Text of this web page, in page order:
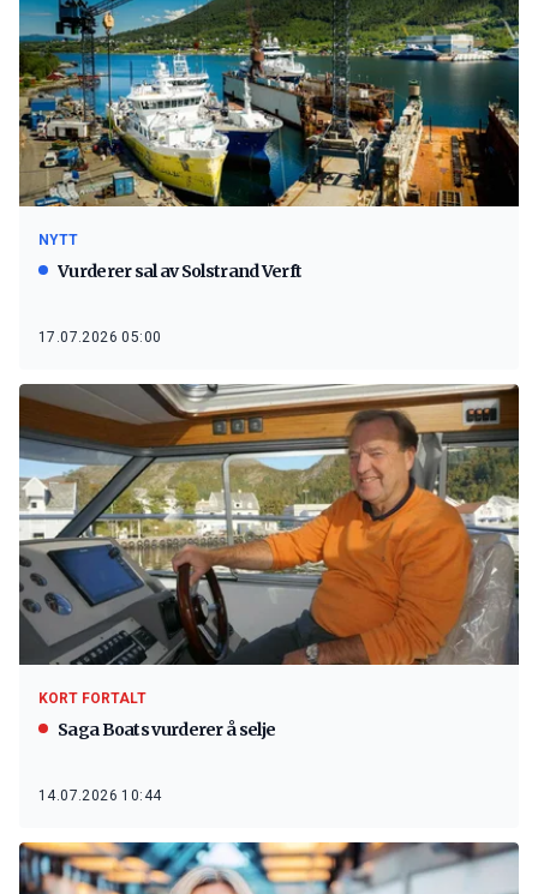
NYTT
Vurderer sal av Solstrand Verft
17.07.2026 05:00
KORT FORTALT
Saga Boats vurderer å selje
14.07.2026 10:44